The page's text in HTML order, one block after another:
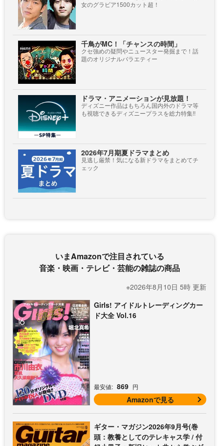
女のグラビア1500カット超！
千鳥がMC！「チャンスの時間」
クセ強めの疑問やニュースター発掘まで！話
題のオリジナルバラエティー
ドラマ・アニメーションが見放題！
ディズニー作品はもちろん国内外のドラマ等
も視聴できるディズニープラスを総力特集!!
2026年7月期夏ドラマまとめ
見逃し厳禁！気になる新ドラマをまとめてチ
ェック
いまAmazonで注目されている
音楽・映画・テレビ・芸能の雑誌の商品
※2026年8月10日 5時 更新
Girls! アイドルトレーディングカー
ド大全 Vol.16
最安値: 869 円
Amazonで見る
ギター・マガジン2026年9月号(巻
頭：教養としてのテレキャス学 / 付